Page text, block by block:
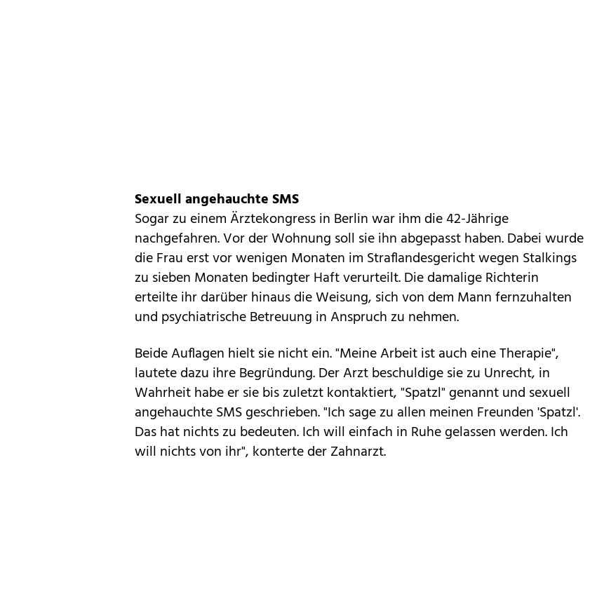
Sexuell angehauchte SMS
Sogar zu einem Ärztekongress in Berlin war ihm die 42-Jährige
nachgefahren. Vor der Wohnung soll sie ihn abgepasst haben. Dabei wurde
die Frau erst vor wenigen Monaten im Straflandesgericht wegen Stalkings
zu sieben Monaten bedingter Haft verurteilt. Die damalige Richterin
erteilte ihr darüber hinaus die Weisung, sich von dem Mann fernzuhalten
und psychiatrische Betreuung in Anspruch zu nehmen.
Beide Auflagen hielt sie nicht ein. "Meine Arbeit ist auch eine Therapie",
lautete dazu ihre Begründung. Der Arzt beschuldige sie zu Unrecht, in
Wahrheit habe er sie bis zuletzt kontaktiert, "Spatzl" genannt und sexuell
angehauchte SMS geschrieben. "Ich sage zu allen meinen Freunden 'Spatzl'.
Das hat nichts zu bedeuten. Ich will einfach in Ruhe gelassen werden. Ich
will nichts von ihr", konterte der Zahnarzt.